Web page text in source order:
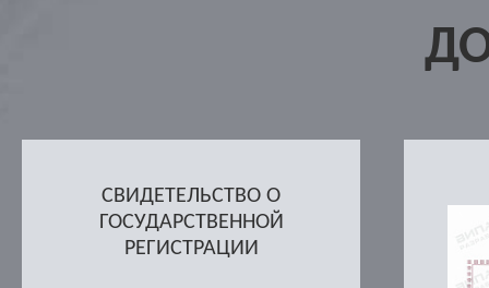
СВИДЕТЕЛЬСТВО О
ГОСУДАРСТВЕННОЙ
РЕГИСТРАЦИИ